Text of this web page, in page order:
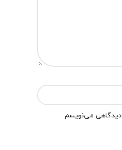
دیدگاهی می‌نویسم.